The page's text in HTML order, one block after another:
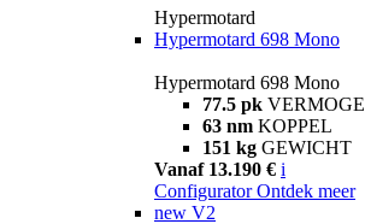
Hypermotard
Hypermotard 698 Mono
Hypermotard 698 Mono
77.5 pk
63 nm KOPPEL
151 kg GEWICHT
Vanaf 13.190 € i
Configurator Ontdek meer
new V2